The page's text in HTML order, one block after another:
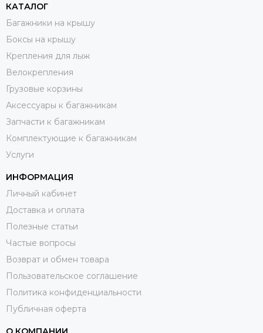
КАТАЛОГ
Багажники на крышу
Боксы на крышу
Крепления для лыж
Велокрепления
Грузовые корзины
Аксессуары к багажникам
Запчасти к багажникам
Комплектующие к багажникам
Услуги
ИНФОРМАЦИЯ
Личный кабинет
Доставка и оплата
Полезные статьи
Частые вопросы
Возврат и обмен товара
Пользовательское соглашение
Политика конфиденциальности
Публичная оферта